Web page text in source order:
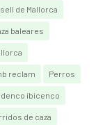
de Mallorca
baleares
reclam Perros
ibicenco
de caza